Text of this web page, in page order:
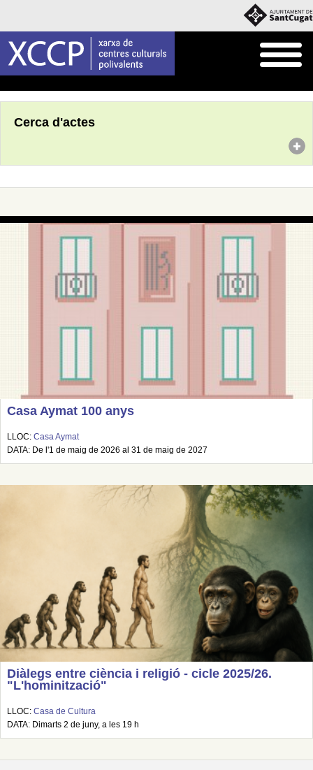
Cerca d'actes
Casa Aymat 100 anys
LLOC: Casa Aymat
DATA: De l'1 de maig de 2026 al 31 de maig de 2027
Diàlegs entre ciència i religió - cicle 2025/26.
"L'hominització"
LLOC: Casa de Cultura
DATA: Dimarts 2 de juny, a les 19 h